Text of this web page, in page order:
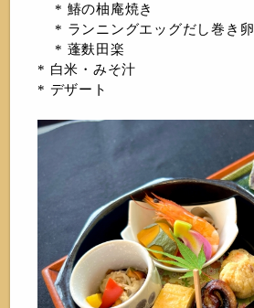
* 鰆の柚庵焼き
* ランニングエッグだし巻き卵
* 蓬麩田楽
* 白米・みそ汁
* デザート